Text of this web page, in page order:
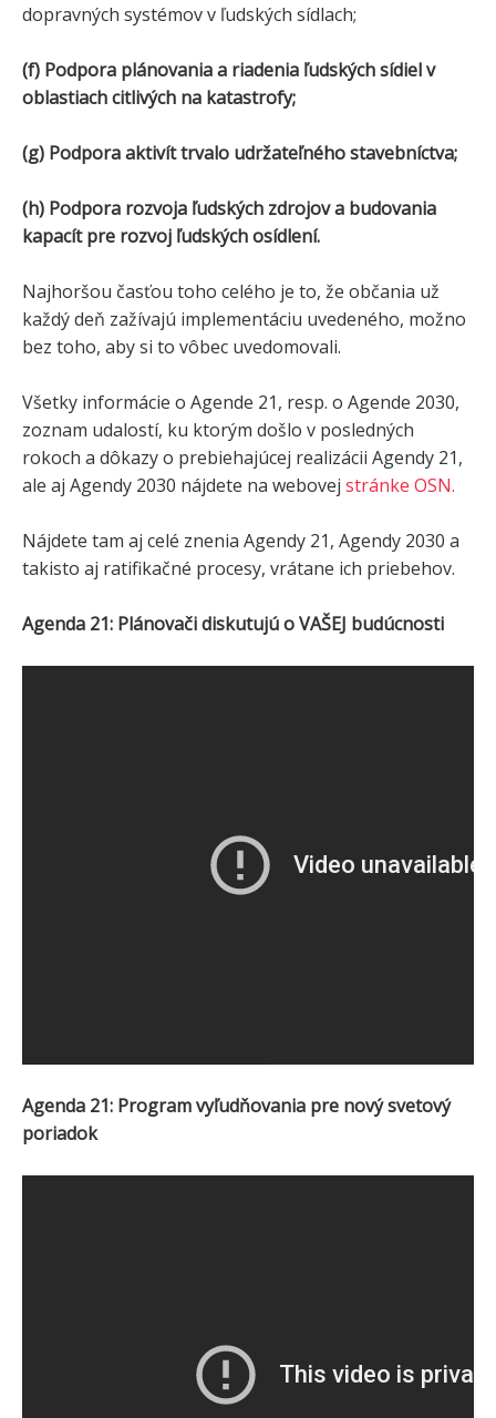
dopravných systémov v ľudských sídlach;
(f) Podpora plánovania a riadenia ľudských sídiel v
oblastiach citlivých na katastrofy;
(g) Podpora aktivít trvalo udržateľného stavebníctva;
(h) Podpora rozvoja ľudských zdrojov a budovania
kapacít pre rozvoj ľudských osídlení.
Najhoršou časťou toho celého je to, že občania už
každý deň zažívajú implementáciu uvedeného, možno
bez toho, aby si to vôbec uvedomovali.
Všetky informácie o Agende 21, resp. o Agende 2030,
zoznam udalostí, ku ktorým došlo v posledných
rokoch a dôkazy o prebiehajúcej realizácii Agendy 21,
ale aj Agendy 2030 nájdete na webovej stránke OSN.
Nájdete tam aj celé znenia Agendy 21, Agendy 2030 a
takisto aj ratifikačné procesy, vrátane ich priebehov.
Agenda 21: Plánovači diskutujú o VAŠEJ budúcnosti
Agenda 21: Program vyľudňovania pre nový svetový
poriadok